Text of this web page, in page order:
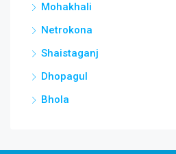
Mohakhali
Netrokona
Shaistaganj
Dhopagul
Bhola